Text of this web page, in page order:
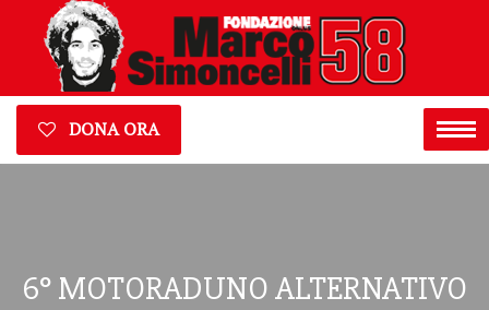
DONA ORA
6° MOTORADUNO ALTERNATIVO